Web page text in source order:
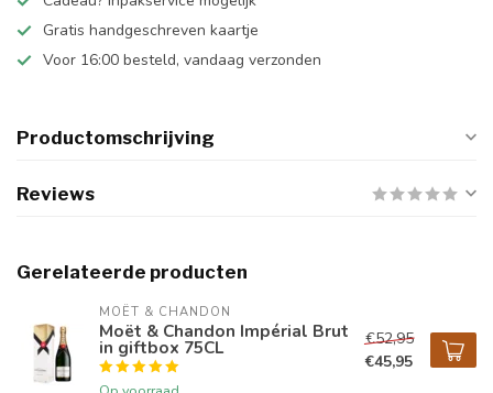
Gratis handgeschreven kaartje
Voor 16:00 besteld, vandaag verzonden
Productomschrijving
Reviews
Gerelateerde producten
MOËT & CHANDON
Moët & Chandon Impérial Brut
in giftbox 75CL
€52,95
€45,95